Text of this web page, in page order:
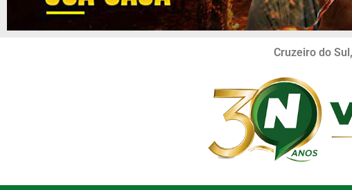
Cruzeiro do